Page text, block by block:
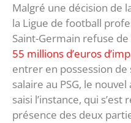
Malgré une décision de
la Ligue de football
Saint-Germain refuse de
55 millions d’euros
entrer en possession
salaire au PSG, le
saisi l’instance, qui
présence des deux